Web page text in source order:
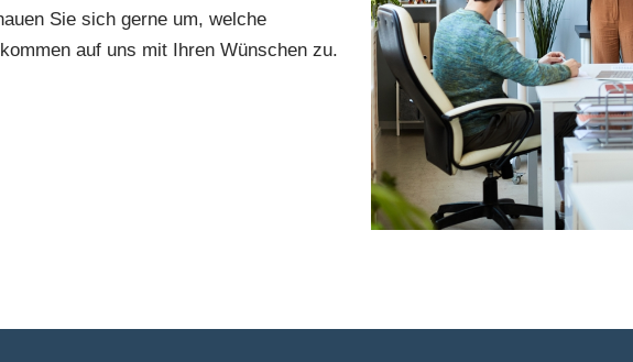
Sie sich gerne um, welche
auf uns mit Ihren Wünschen zu.